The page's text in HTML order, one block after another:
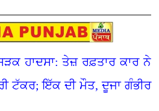
ਹਾਦਸਾ: ਤੇਜ਼ ਰਫ਼ਤਾਰ ਕਾਰ ਨੇ
ਟੱਕਰ; ਇੱਕ ਦੀ ਮੌਤ, ਦੂਜਾ ਗੰਭੀਰ